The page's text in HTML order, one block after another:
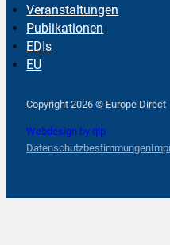
Veranstaltungen
Publikationen
EDIs
EU
Copyright 2026 © Europe Direct
Webdesign by qlp
Datenschutzbestimmungen